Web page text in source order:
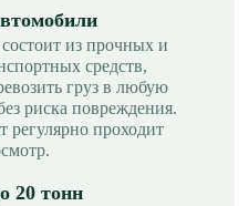
из прочных и
средств,
груз в любую
риска повреждения.
регулярно проходит
20 тонн